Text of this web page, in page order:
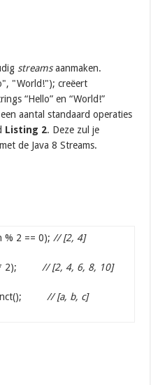
streamsaanmaken.
"World!"); creëert
“Hello” en “World!”
aantal standaard operaties
Listing 2. Deze zul je
de Java 8 Streams.
% 2 == 0); // [2, 4]
i * 2); // [2, 4, 6, 8, 10]
// [a, b, c]